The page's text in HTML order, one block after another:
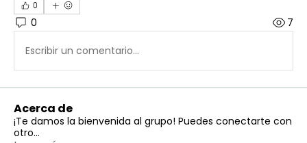
0
0 7
Escribir un comentario...
Acerca de
¡Te damos la bienvenida al grupo! Puedes conectarte con
otro...